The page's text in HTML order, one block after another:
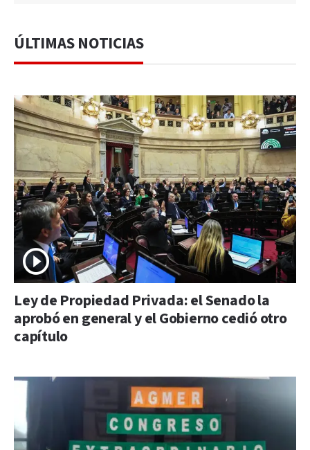
ÚLTIMAS NOTICIAS
Ley de Propiedad Privada: el Senado la
aprobó en general y el Gobierno cedió otro
capítulo